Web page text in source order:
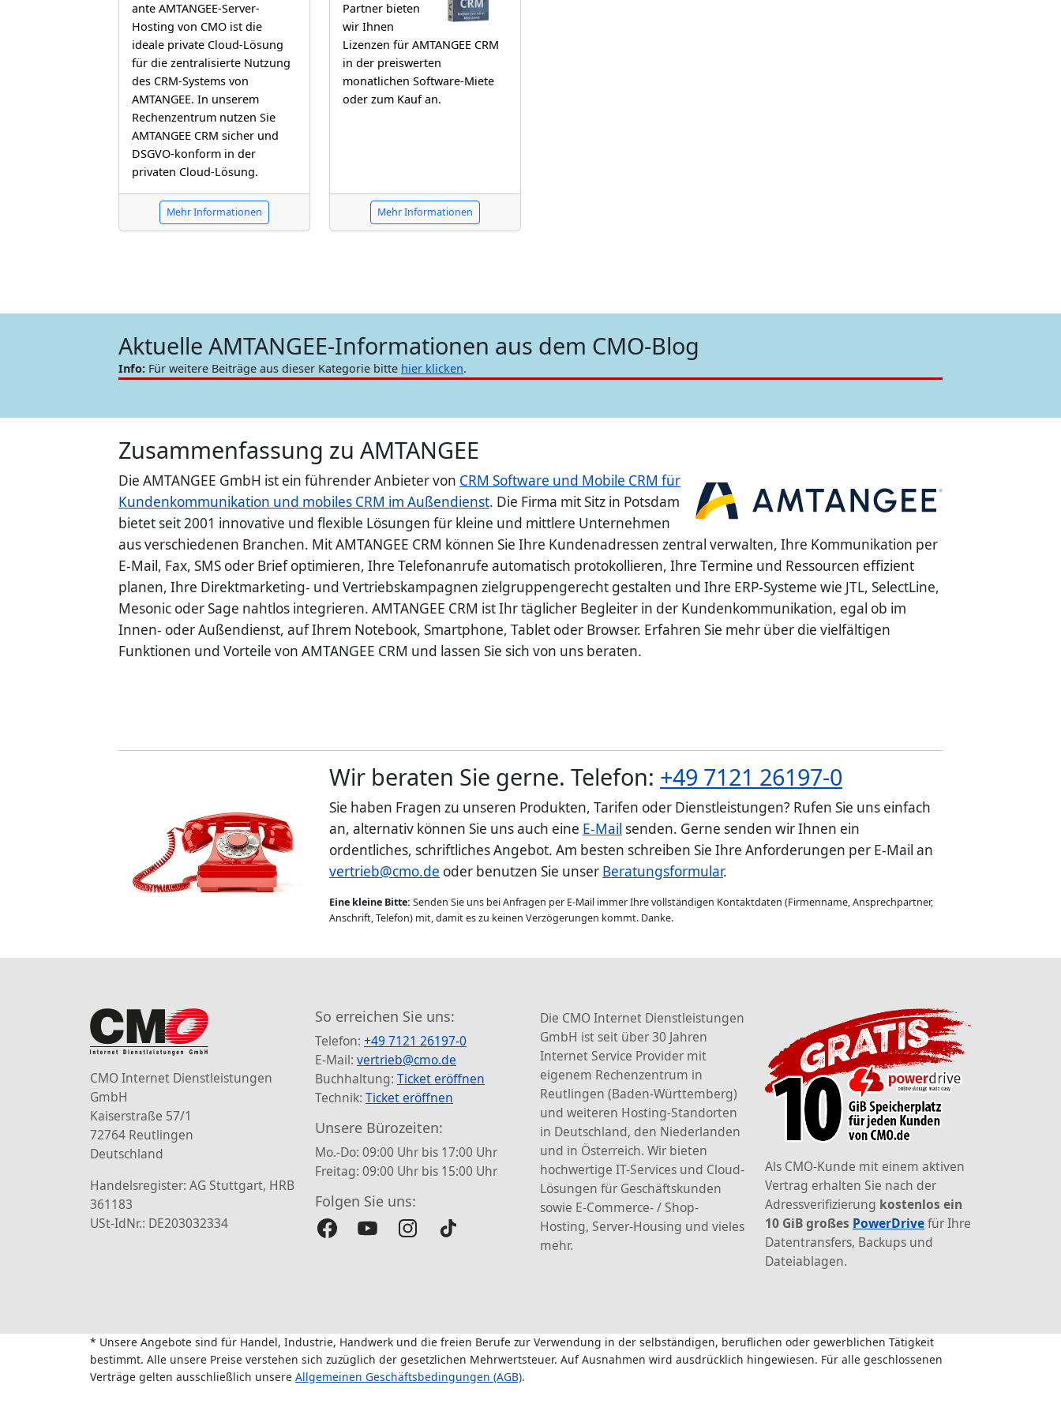
ante AMTANGEE-Server-
Hosting von CMO ist die
ideale private Cloud-Lösung
für die zentralisierte Nutzung
des CRM-Systems von
AMTANGEE. In unserem
Rechenzentrum nutzen Sie
AMTANGEE CRM sicher und
DSGVO-konform in der
privaten Cloud-Lösung.
Mehr Informationen
Partner bieten
wir Ihnen
Lizenzen für AMTANGEE CRM
in der preiswerten
monatlichen Software-Miete
oder zum Kauf an.
Mehr Informationen
Aktuelle AMTANGEE-Informationen aus dem CMO-Blog
Info: Für weitere Beiträge aus dieser Kategorie bitte hier klicken.
Zusammenfassung zu AMTANGEE
Die AMTANGEE GmbH ist ein führender Anbieter von CRM Software und Mobile CRM für
Kundenkommunikation und mobiles CRM im Außendienst. Die Firma mit Sitz in Potsdam
bietet seit 2001 innovative und flexible Lösungen für kleine und mittlere Unternehmen
aus verschiedenen Branchen. Mit AMTANGEE CRM können Sie Ihre Kundenadressen zentral verwalten, Ihre Kommunikation per
E-Mail, Fax, SMS oder Brief optimieren, Ihre Telefonanrufe automatisch protokollieren, Ihre Termine und Ressourcen effizient
planen, Ihre Direktmarketing- und Vertriebskampagnen zielgruppengerecht gestalten und Ihre ERP-Systeme wie JTL, SelectLine,
Mesonic oder Sage nahtlos integrieren. AMTANGEE CRM ist Ihr täglicher Begleiter in der Kundenkommunikation, egal ob im
Innen- oder Außendienst, auf Ihrem Notebook, Smartphone, Tablet oder Browser. Erfahren Sie mehr über die vielfältigen
Funktionen und Vorteile von AMTANGEE CRM und lassen Sie sich von uns beraten.
Wir beraten Sie gerne. Telefon: +49 7121 26197-0
Sie haben Fragen zu unseren Produkten, Tarifen oder Dienstleistungen? Rufen Sie uns einfach
an, alternativ können Sie uns auch eine E-Mail senden. Gerne senden wir Ihnen ein
ordentliches, schriftliches Angebot. Am besten schreiben Sie Ihre Anforderungen per E-Mail an
vertrieb@cmo.de oder benutzen Sie unser Beratungsformular.
Eine kleine Bitte: Senden Sie uns bei Anfragen per E-Mail immer Ihre vollständigen Kontaktdaten (Firmenname, Ansprechpartner,
Anschrift, Telefon) mit, damit es zu keinen Verzögerungen kommt. Danke.
CMO Internet Dienstleistungen
GmbH
Kaiserstraße 57/1
72764 Reutlingen
Deutschland
Handelsregister: AG Stuttgart, HRB
361183
USt-IdNr.: DE203032334
So erreichen Sie uns:
Telefon: +49 7121 26197-0
E-Mail: vertrieb@cmo.de
Buchhaltung: Ticket eröffnen
Technik: Ticket eröffnen
Unsere Bürozeiten:
Mo.-Do: 09:00 Uhr bis 17:00 Uhr
Freitag: 09:00 Uhr bis 15:00 Uhr
Folgen Sie uns:
Die CMO Internet Dienstleistungen
GmbH ist seit über 30 Jahren
Internet Service Provider mit
eigenem Rechenzentrum in
Reutlingen (Baden-Württemberg)
und weiteren Hosting-Standorten
in Deutschland, den Niederlanden
und in Österreich. Wir bieten
hochwertige IT-Services und Cloud-
Lösungen für Geschäftskunden
sowie E-Commerce- / Shop-
Hosting, Server-Housing und vieles
mehr.
Als CMO-Kunde mit einem aktiven
Vertrag erhalten Sie nach der
Adressverifizierung kostenlos ein
10 GiB großes PowerDrivefür Ihre
Datentransfers, Backups und
Dateiablagen.
* Unsere Angebote sind für Handel, Industrie, Handwerk und die freien Berufe zur Verwendung in der selbständigen, beruflichen oder gewerblichen Tätigkeit
bestimmt. Alle unsere Preise verstehen sich zuzüglich der gesetzlichen Mehrwertsteuer. Auf Ausnahmen wird ausdrücklich hingewiesen. Für alle geschlossenen
Verträge gelten ausschließlich unsere Allgemeinen Geschäftsbedingungen (AGB).